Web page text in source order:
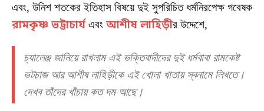
এবং, উনিশ শতকের ইতিহাস বিষয়ে দুই সুপরিচিত ধর্মনিরপেক্ষ গবেষক
রামকৃষ্ণ ভট্টাচার্য এবং আশীষ লাহিড়ীর উদ্দেশে,
চ্যালেঞ্জ জানিয়ে রাখলাম এই ভক্তিবাদীদের দুই ধর্মবাবা রামকেষ্ট
ভটচাজ আর আশীষ লাহিড়ীকে এই খোলা খাতায় স্বনামে লিখতে।
দেখব তাঁদের খাঁচায় কত দম আছে।